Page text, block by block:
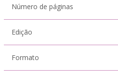
Número de páginas
Edição
Formato